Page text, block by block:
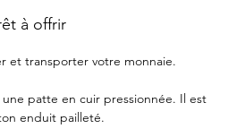
à offrir
et transporter votre monnaie.
patte en cuir pressionnée. Il est
enduit pailleté.